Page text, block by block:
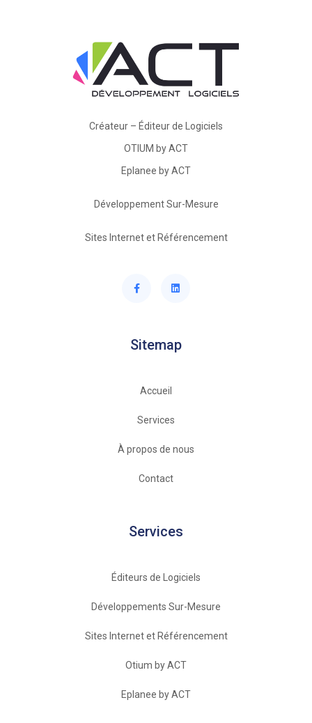
Créateur – Éditeur de Logiciels
OTIUM by ACT
Eplanee by ACT
Développement Sur-Mesure
Sites Internet et Référencement
Sitemap
Accueil
Services
À propos de nous
Contact
Services
Éditeurs de Logiciels​
Développements Sur-Mesure
Sites Internet et Référencement
Otium by ACT
Eplanee by ACT